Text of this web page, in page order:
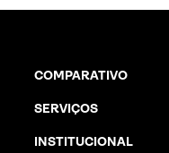
COMPARATIVO
SERVIÇOS
INSTITUCIONAL